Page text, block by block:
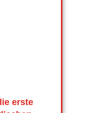
erste